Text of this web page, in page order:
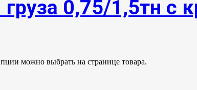
0,75/1,5тн с
можно выбрать на странице товара.